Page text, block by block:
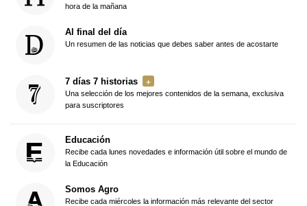
hora de la mañana
Al final del día
Un resumen de las noticias que debes saber antes de acostarte
7 días 7 historias
Una selección de los mejores contenidos de la semana, exclusiva
para suscriptores
Educación
Recibe cada lunes novedades e información útil sobre el mundo de
la Educación
Somos Agro
Recibe cada miércoles la información más relevante del sector